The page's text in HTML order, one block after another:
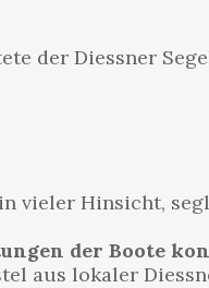
der Diessner
vieler Hinsicht,
der Boote
aus lokaler